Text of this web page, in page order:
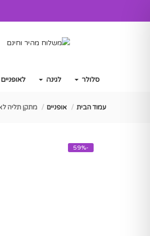
סלולר לגינה לאופניים
עמוד הבית אופניים מתקן תליה
-59%